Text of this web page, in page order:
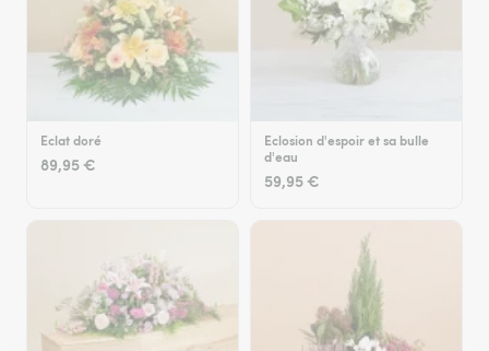
Eclat doré
89,95 €
Eclosion d'espoir et sa bulle
d'eau
59,95 €